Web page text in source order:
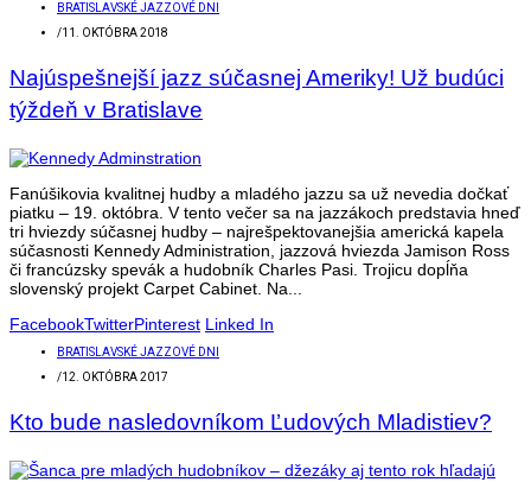
BRATISLAVSKÉ JAZZOVÉ DNI
/11. OKTÓBRA 2018
Najúspešnejší jazz súčasnej Ameriky! Už budúci
týždeň v Bratislave
Fanúšikovia kvalitnej hudby a mladého jazzu sa už nevedia dočkať
piatku – 19. októbra. V tento večer sa na jazzákoch predstavia hneď
tri hviezdy súčasnej hudby – najrešpektovanejšia americká kapela
súčasnosti Kennedy Administration, jazzová hviezda Jamison Ross
či francúzsky spevák a hudobník Charles Pasi. Trojicu dopĺňa
slovenský projekt Carpet Cabinet. Na...
FacebookTwitterPinterest Linked In
BRATISLAVSKÉ JAZZOVÉ DNI
/12. OKTÓBRA 2017
Kto bude nasledovníkom Ľudových Mladistiev?